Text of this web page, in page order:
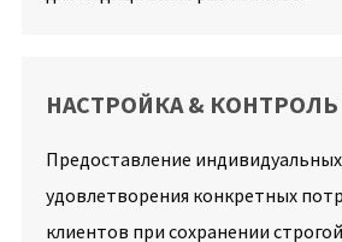
НАСТРОЙКА & КОНТРОЛЬ
Предоставление
удовлетворения конкретных
клиентов при сохранении